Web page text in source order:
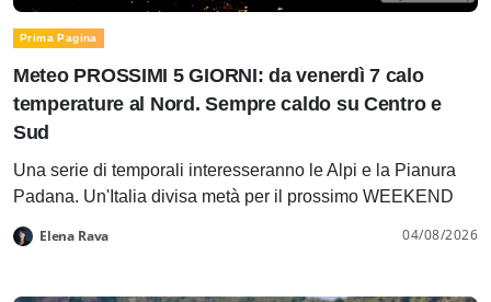
Prima Pagina
Meteo PROSSIMI 5 GIORNI: da venerdì 7 calo
temperature al Nord. Sempre caldo su Centro e
Sud
Una serie di temporali interesseranno le Alpi e la Pianura
Padana. Un'Italia divisa metà per il prossimo WEEKEND
Elena Rava 04/08/2026